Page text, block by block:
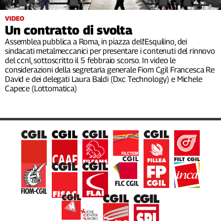
Filcams
Filctem
Fillea
Filt
Fiom
Fisac
Flai
Flc
Nidil
Speciali
VIDEO
Un contratto di svolta
Assemblea pubblica a Roma, in piazza dell'Esquilino, dei
sindacati metalmeccanici per presentare i contenuti del rinnovo
del ccnl, sottoscritto il 5 febbraio scorso. In video le
considerazioni della segretaria generale Fiom Cgil Francesca Re
David e dei delegati Laura Baldi (Dxc Technology) e Michele
Capece (Lottomatica)